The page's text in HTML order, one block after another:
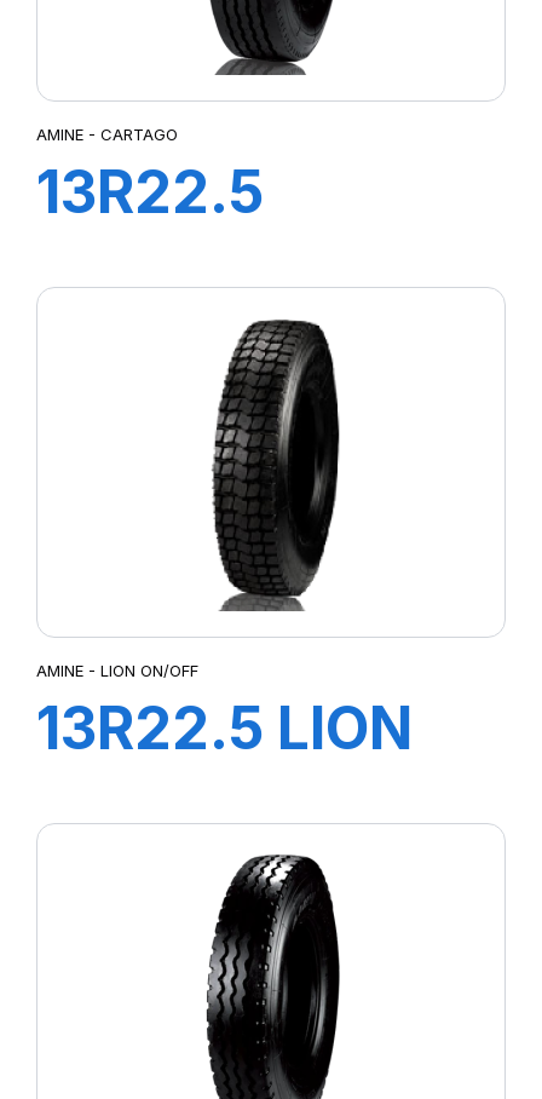
AMINE - CARTAGO
13R22.5
154/150M
AMINE - LION ON/OFF
13R22.5 LION
154/150M